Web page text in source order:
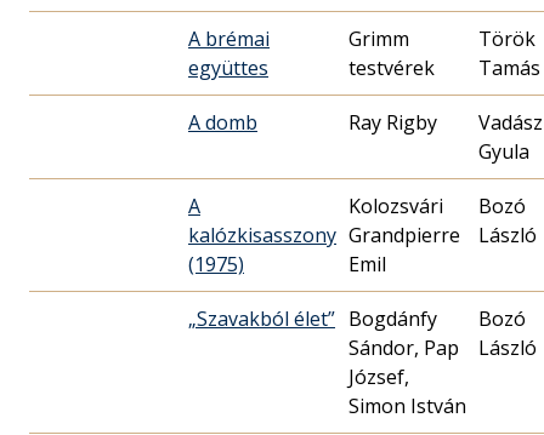
A brémai
együttes
Grimm
testvérek
Török
Tamás
A domb Ray Rigby
Vadász
Gyula
A
kalózkisasszony
(1975)
Kolozsvári
Grandpierre
Emil
Bozó
László
„Szavakból élet” Bogdánfy
Sándor, Pap
József,
Simon István
Bozó
László